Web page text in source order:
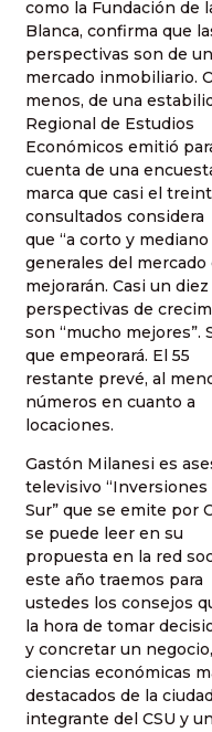
como la Fundación de
Blanca, confirma que
perspectivas son de
mercado inmobiliario.
menos, de una
Regional de Estudios
Económicos emitió
cuenta de una
marca que casi el
consultados considera
que “a corto y
generales del
mejorarán. Casi un
perspectivas de
son “mucho mejores”.
que empeorará. El 55
restante prevé, al
números en cuanto a
locaciones.
Gastón Milanesi es
televisivo “Inversiones
Sur” que se emite por
se puede leer en su
propuesta en la red
este año traemos para
ustedes los consejos
la hora de tomar
y concretar un
ciencias económicas
destacados de la
integrante del CSU y